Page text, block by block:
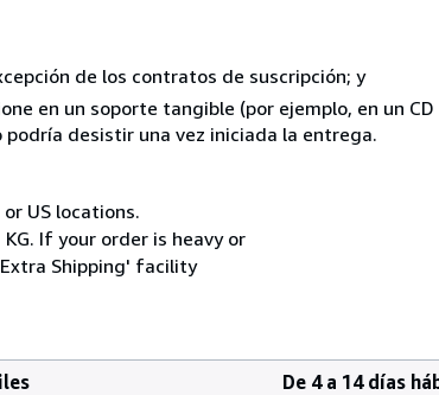
de los contratos de suscripción; y
en un soporte tangible (por ejemplo, en un CD
desistir una vez iniciada la entrega.
US locations.
If your order is heavy or
Shipping' facility
De 4 a 14 días